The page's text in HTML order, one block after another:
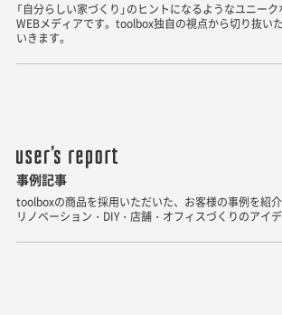
「自分らしい家づくり」のヒントになるようなユニー
WEBメディアです。toolbox独自の視点から切り抜い
いきます。
事例記事
toolboxの商品を採用いただいた、お客様の事例を紹
リノベーション・DIY・店舗・オフィスづくりのアイデ